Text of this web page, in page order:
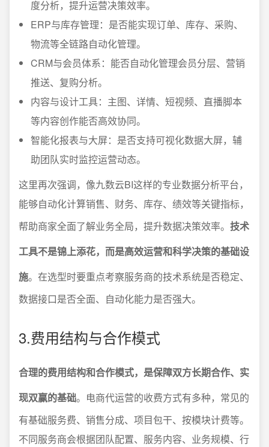
度分析，提升运营决策效率。
ERP与库存管理：是否能实现订单、库存、采购、
物流等全链路自动化管理。
CRM与会员体系：能否自动化管理会员分层、营销
推送、复购分析。
内容与设计工具：主图、详情、短视频、直播脚本
等内容创作能否高效协同。
智能化报表与大屏：是否支持可视化数据大屏，辅
助团队实时监控运营动态。
这里再次强调，像九数云BI这样的专业数据分析平台，
能够自动化计算销售、财务、库存、绩效等关键指标，
帮助商家全面了解业务全局，提升数据决策效率。 技术
工具不是锦上添花，而是高效运营和科学决策的基础设
施。在选型时要重点考察服务商的技术系统是否稳定、
数据接口是否全面、自动化能力是否强大。
3.费用结构与合作模式
合理的费用结构和合作模式，是保障双方长期合作、实
现双赢的基础。电商代运营的收费方式有多种，常见的
有基础服务费、销售分成、项目包干、按模块计费等。
不同服务商会根据团队配置、服务内容、业务规模、行